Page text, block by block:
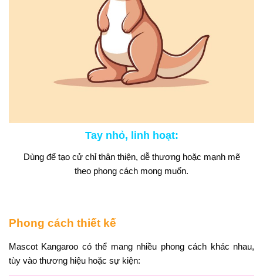
Tay nhỏ, linh hoạt:
Dùng để tạo cử chỉ thân thiện, dễ thương hoặc mạnh mẽ
theo phong cách mong muốn.
Phong cách thiết kế
Mascot Kangaroo có thể mang nhiều phong cách khác nhau,
tùy vào thương hiệu hoặc sự kiện: